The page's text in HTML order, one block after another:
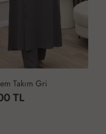
Takım Gri
TL